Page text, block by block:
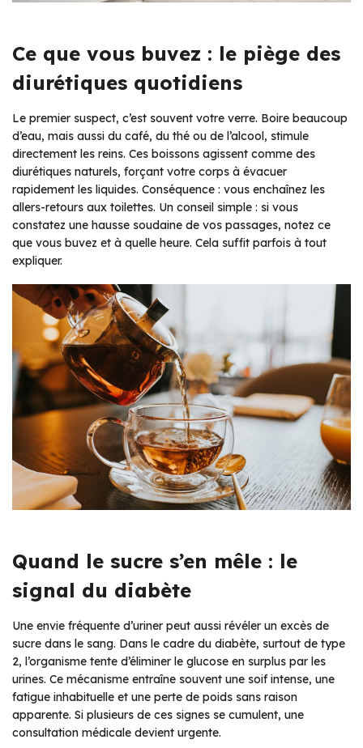
Ce que vous buvez : le piège des
diurétiques quotidiens
Le premier suspect, c’est souvent votre verre. Boire beaucoup
d’eau, mais aussi du café, du thé ou de l’alcool, stimule
directement les reins. Ces boissons agissent comme des
diurétiques naturels, forçant votre corps à évacuer
rapidement les liquides. Conséquence : vous enchaînez les
allers-retours aux toilettes. Un conseil simple : si vous
constatez une hausse soudaine de vos passages, notez ce
que vous buvez et à quelle heure. Cela suffit parfois à tout
expliquer.
Quand le sucre s’en mêle : le
signal du diabète
Une envie fréquente d’uriner peut aussi révéler un excès de
sucre dans le sang. Dans le cadre du diabète, surtout de type
2, l’organisme tente d’éliminer le glucose en surplus par les
urines. Ce mécanisme entraîne souvent une soif intense, une
fatigue inhabituelle et une perte de poids sans raison
apparente. Si plusieurs de ces signes se cumulent, une
consultation médicale devient urgente.